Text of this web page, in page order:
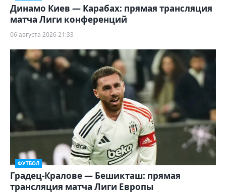
Динамо Киев — Карабах: прямая трансляция
матча Лиги конференций
06 августа 2026 21:33
ФУТБОЛ
Градец-Кралове — Бешикташ: прямая
трансляция матча Лиги Европы